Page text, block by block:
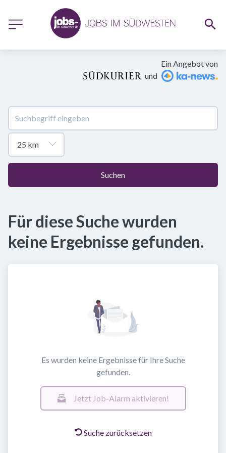
Ein Angebot von
und
Suchen
Für diese Suche wurden
keine Ergebnisse gefunden.
Es wurden keine Ergebnisse für Ihre Suche
gefunden.
Jetzt Job-Alarm aktivieren!
Suche zurücksetzen